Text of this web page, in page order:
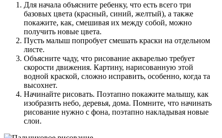
Для начала объясните ребенку, что есть всего три
базовых цвета (красный, синий, желтый), а также
покажите, как, смешивая их между собой, можно
получить новые цвета.
Пусть малыш попробует смешать краски на отдельном
листе.
Объясните чаду, что рисование акварелью требует
скорости движения. Картину, нарисованную этой
водной краской, сложно исправить, особенно, когда та
высохнет.
Начинайте рисовать. Поэтапно покажите малышу, как
изобразить небо, деревья, дома. Помните, что начинать
рисование нужно с фона, поэтапно накладывая новые
слои.